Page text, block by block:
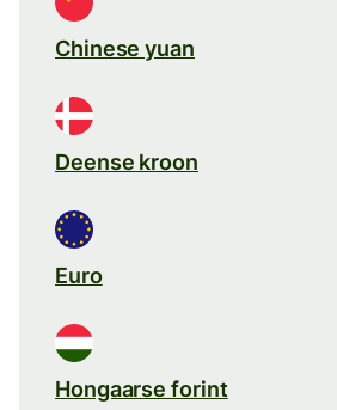
Chinese yuan
Deense kroon
Euro
Hongaarse forint